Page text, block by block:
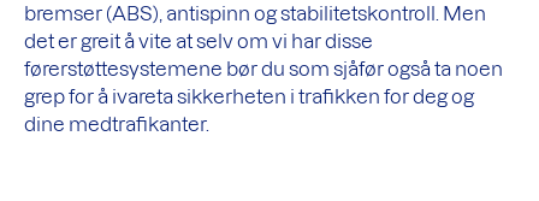
bremser (ABS), antispinn og stabilitetskontroll. Men
det er greit å vite at selv om vi har disse
førerstøttesystemene bør du som sjåfør også ta noen
grep for å ivareta sikkerheten i trafikken for deg og
dine medtrafikanter.